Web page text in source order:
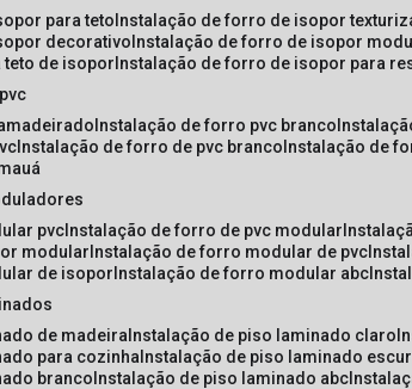
para teto instalação de forro de isopor
decorativo instalação de forro de isopor
teto de isopor instalação de forro de isopor para
instalação de forro pvc branco
instalação de forro de pvc branco instalação de
pvc instalação de forro de pvc modular
modular instalação de forro modular de pvc
de isopor instalação de forro modular abc
de madeira instalação de piso laminado claro
para cozinha instalação de piso laminado
branco instalação de piso laminado abc